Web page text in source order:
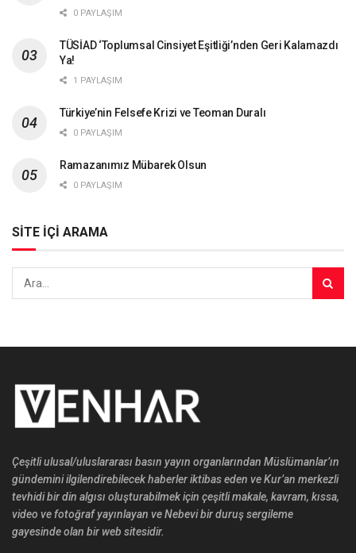
0 PAYLAŞIM
TÜSİAD ‘Toplumsal Cinsiyet Eşitliği’nden Geri Kalamazdı
Ya!
1 PAYLAŞIM
Türkiye’nin Felsefe Krizi ve Teoman Duralı
0 PAYLAŞIM
Ramazanımız Mübarek Olsun
0 PAYLAŞIM
SİTE İÇİ ARAMA
Çeşitli ulusal/uluslararası basın yayın organlarından Müslümanlar’ın
gündemini ilgilendirebilecek haberler iktibas eden ve Kur’an merkezli
tevhidi bir din algısı oluşturabilmek için çeşitli makale, kavram, kıssa,
video ve fotoğraf yayınlayan ve Nebevi bir duruş sergileme
gayesinde olan bir web sitesidir.